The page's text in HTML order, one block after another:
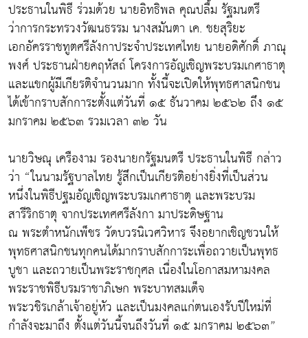
ประธานในพิธี ร่วมด้วย นายอิทธิพล คุณปลื้ม รัฐมนตรี
ว่าการกระทรวงวัฒนธรรม นางสมันตา เค. ชยสุริยะ
เอกอัครราชทูตศรีลังกาประจำประเทศไทย นายอดิศักดิ์ ภาณุ
พงศ์ ประธานฝ่ายคฤหัสถ์ โครงการอัญเชิญพระบรมเกศาธาตุ
และแขกผู้มีเกียรติจำนวนมาก ทั้งนี้จะเปิดให้พุทธศาสนิกชน
ได้เข้ากราบสักการะตั้งแต่วันที่ ๑๕ ธันวาคม ๒๕๖๒ ถึง ๑๕
มกราคม ๒๕๖๓ รวมเวลา ๓๒ วัน
นายวิษณุ เครืองาม รองนายกรัฐมนตรี ประธานในพิธี กล่าว
ว่า “ในนามรัฐบาลไทย รู้สึกเป็นเกียรติอย่างยิ่งที่เป็นส่วน
หนึ่งในพิธีปฐมอัญเชิญพระบรมเกศาธาตุ และพระบรม
สารีริกธาตุ จากประเทศศรีลังกา มาประดิษฐาน
ณ พระตำหนักเพ็ชร วัดบวรนิเวศวิหาร จึงอยากเชิญชวนให้
พุทธศาสนิกชนทุกคนได้มากราบสักการะเพื่อถวายเป็นพุทธ
บูชา และถวายเป็นพระราชกุศล เนื่องในโอกาสมหามงคล
พระราชพิธีบรมราชาภิเษก พระบาทสมเด็จ
พระวชิรเกล้าเจ้าอยู่หัว และเป็นมงคลแก่ตนเองรับปีใหม่ที่
กำลังจะมาถึง ตั้งแต่วันนี้จนถึงวันที่ ๑๕ มกราคม ๒๕๖๓”